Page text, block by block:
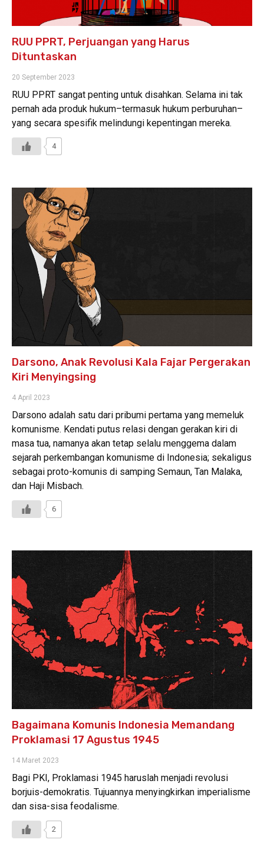
RUU PPRT, Perjuangan yang Harus
Dituntaskan
20 September 2023
RUU PPRT sangat penting untuk disahkan. Selama ini tak
pernah ada produk hukum–termasuk hukum perburuhan–
yang secara spesifik melindungi kepentingan mereka.
4
Darsono, Anak Revolusi Kala Fajar Pergerakan
Kiri Menyingsing
4 April 2023
Darsono adalah satu dari pribumi pertama yang memeluk
komunisme. Kendati putus relasi dengan gerakan kiri di
masa tua, namanya akan tetap selalu menggema dalam
sejarah perkembangan komunisme di Indonesia; sekaligus
sebagai proto-komunis di samping Semaun, Tan Malaka,
dan Haji Misbach.
6
Bagaimana Komunis Indonesia Memandang
Proklamasi 17 Agustus 1945
14 Maret 2023
Bagi PKI, Proklamasi 1945 haruslah menjadi revolusi
borjuis-demokratis. Tujuannya menyingkirkan imperialisme
dan sisa-sisa feodalisme.
2